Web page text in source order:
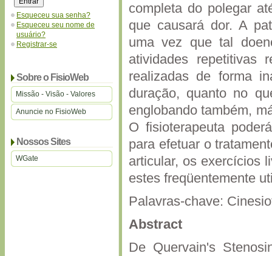
Esqueceu sua senha?
Esqueceu seu nome de
usuário?
Registrar-se
Sobre o FisioWeb
Missão - Visão - Valores
Anuncie no FisioWeb
Nossos Sites
WGate
completa do polegar
que causará dor. A
uma vez que tal
atividades repetitivas
realizadas de forma
duração, quanto no
englobando também,
O fisioterapeuta
para efetuar o
articular, os exercícios
estes freqüentemente
Palavras-chave:
Abstract
De Quervain's